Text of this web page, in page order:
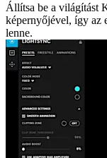
Állítsa be a világítást
képernyőjével, így az
lenne.